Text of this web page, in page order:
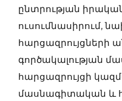
ընտրության
ուսումնասիրում,
հարցազրույցների
գործակալության
հարցազրույցի
մասնագիտական և